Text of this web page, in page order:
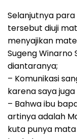
Selanjutnya
tersebut diuji
menyajikan
Sugeng Winarno
diantaranya;
– Komunikasi
karena saya juga
– Bahwa ibu
artinya adalah
kuta punya